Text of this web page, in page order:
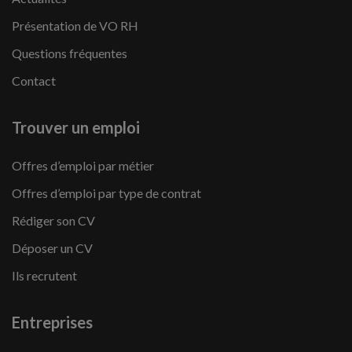
Présentation de VO RH
Questions fréquentes
Contact
Trouver un emploi
Offres d’emploi par métier
Offres d’emploi par type de contrat
Rédiger son CV
Déposer un CV
Ils recrutent
Entreprises